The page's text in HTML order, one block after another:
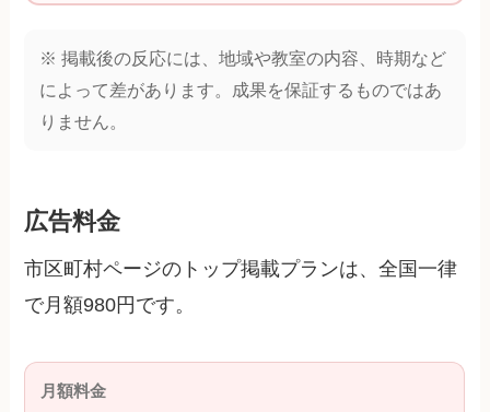
※ 掲載後の反応には、地域や教室の内容、時期など
によって差があります。成果を保証するものではあ
りません。
広告料金
市区町村ページのトップ掲載プランは、全国一律
で月額980円です。